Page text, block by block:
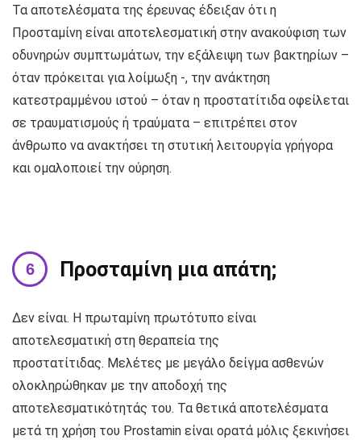
Τα αποτελέσματα της έρευνας έδειξαν ότι η
Προσταμίνη είναι αποτελεσματική στην ανακούφιση των
οδυνηρών συμπτωμάτων, την εξάλειψη των βακτηρίων –
όταν πρόκειται για λοίμωξη -, την ανάκτηση
κατεστραμμένου ιστού – όταν η προστατίτιδα οφείλεται
σε τραυματισμούς ή τραύματα – επιτρέπει στον
άνθρωπο να ανακτήσει τη στυτική λειτουργία γρήγορα
και ομαλοποιεί την ούρηση.
Προσταμίνη μια απάτη;
Δεν είναι. Η πρωταμίνη πρωτότυπο είναι
αποτελεσματική στη θεραπεία της
προστατίτιδας. Μελέτες με μεγάλο δείγμα ασθενών
ολοκληρώθηκαν με την αποδοχή της
αποτελεσματικότητάς του. Τα θετικά αποτελέσματα
μετά τη χρήση του Prostamin είναι ορατά μόλις ξεκινήσει